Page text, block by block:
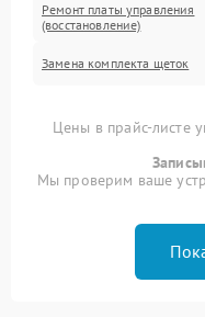
Ремонт платы управления
(восстановление)
Замена комплекта щеток
Цены в прайс-листе
Мы проверим ваше